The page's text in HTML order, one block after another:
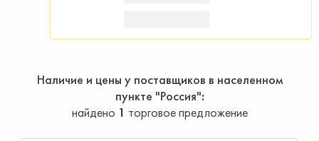
Наличие и цены у поставщиков в населенном
пункте "Россия"
найдено 1 торговое предложение